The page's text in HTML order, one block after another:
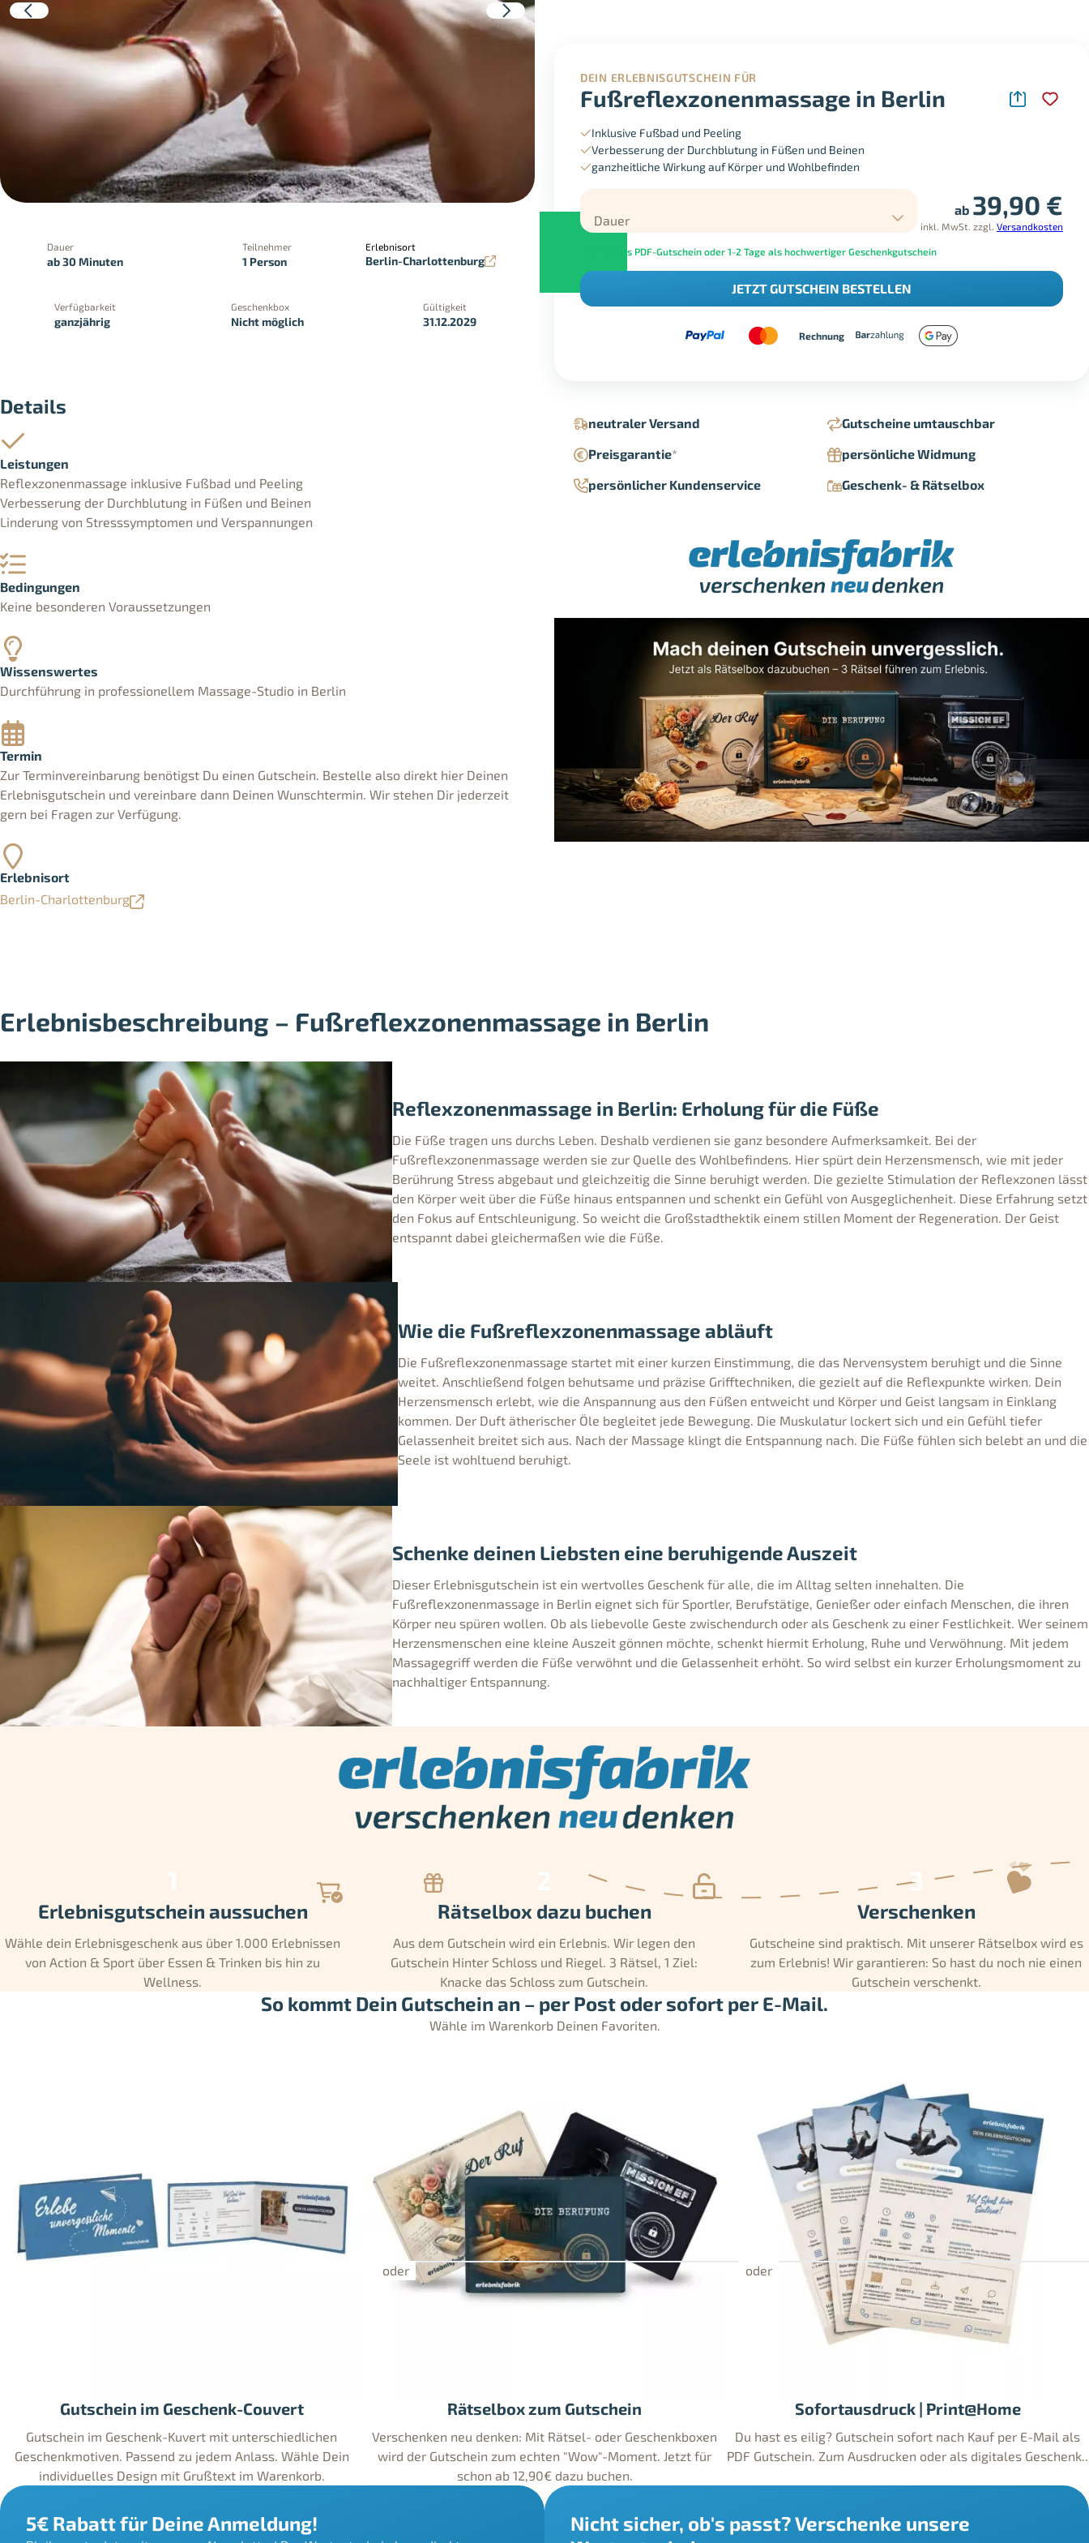
DEIN ERLEBNISGUTSCHEIN FÜR
Fußreflexzonenmassage in Berlin
Inklusive Fußbad und Peeling
Verbesserung der Durchblutung in Füßen und Beinen
ganzheitliche Wirkung auf Körper und Wohlbefinden
Dauer
ab 39,90 €
inkl. MwSt. zzgl. Versandkosten
Sofort als PDF-Gutschein oder 1-2 Tage als hochwertiger Geschenkgutschein
JETZT GUTSCHEIN BESTELLEN
Rechnung
Dauer
ab 30 Minuten
Teilnehmer
1 Person
Erlebnisort
Berlin-Charlottenburg
Verfügbarkeit
ganzjährig
Geschenkbox
Nicht möglich
Gültigkeit
31.12.2029
neutraler Versand
Gutscheine umtauschbar
Preisgarantie*
persönliche Widmung
persönlicher Kundenservice
Geschenk- & Rätselbox
Details
Leistungen
Reflexzonenmassage inklusive Fußbad und Peeling
Verbesserung der Durchblutung in Füßen und Beinen
Linderung von Stresssymptomen und Verspannungen
Bedingungen
Keine besonderen Voraussetzungen
Wissenswertes
Durchführung in professionellem Massage-Studio in Berlin
Termin
Zur Terminvereinbarung benötigst Du einen Gutschein. Bestelle also direkt hier Deinen
Erlebnisgutschein und vereinbare dann Deinen Wunschtermin. Wir stehen Dir jederzeit
gern bei Fragen zur Verfügung.
Erlebnisort
Berlin-Charlottenburg
Erlebnisbeschreibung – Fußreflexzonenmassage in Berlin
Reflexzonenmassage in Berlin: Erholung für die Füße
Die Füße tragen uns durchs Leben. Deshalb verdienen sie ganz besondere Aufmerksamkeit. Bei der
Fußreflexzonenmassage werden sie zur Quelle des Wohlbefindens. Hier spürt dein Herzensmensch, wie mit jeder
Berührung Stress abgebaut und gleichzeitig die Sinne beruhigt werden. Die gezielte Stimulation der Reflexzonen lässt
den Körper weit über die Füße hinaus entspannen und schenkt ein Gefühl von Ausgeglichenheit. Diese Erfahrung setzt
den Fokus auf Entschleunigung. So weicht die Großstadthektik einem stillen Moment der Regeneration. Der Geist
entspannt dabei gleichermaßen wie die Füße.
Wie die Fußreflexzonenmassage abläuft
Die Fußreflexzonenmassage startet mit einer kurzen Einstimmung, die das Nervensystem beruhigt und die Sinne
weitet. Anschließend folgen behutsame und präzise Grifftechniken, die gezielt auf die Reflexpunkte wirken. Dein
Herzensmensch erlebt, wie die Anspannung aus den Füßen entweicht und Körper und Geist langsam in Einklang
kommen. Der Duft ätherischer Öle begleitet jede Bewegung. Die Muskulatur lockert sich und ein Gefühl tiefer
Gelassenheit breitet sich aus. Nach der Massage klingt die Entspannung nach. Die Füße fühlen sich belebt an und die
Seele ist wohltuend beruhigt.
Schenke deinen Liebsten eine beruhigende Auszeit
Dieser Erlebnisgutschein ist ein wertvolles Geschenk für alle, die im Alltag selten innehalten. Die
Fußreflexzonenmassage in Berlin eignet sich für Sportler, Berufstätige, Genießer oder einfach Menschen, die ihren
Körper neu spüren wollen. Ob als liebevolle Geste zwischendurch oder als Geschenk zu einer Festlichkeit. Wer seinem
Herzensmenschen eine kleine Auszeit gönnen möchte, schenkt hiermit Erholung, Ruhe und Verwöhnung. Mit jedem
Massagegriff werden die Füße verwöhnt und die Gelassenheit erhöht. So wird selbst ein kurzer Erholungsmoment zu
nachhaltiger Entspannung.
Erlebnisgutschein aussuchen
Wähle dein Erlebnisgeschenk aus über 1.000 Erlebnissen
von Action & Sport über Essen & Trinken bis hin zu
Wellness.
Rätselbox dazu buchen
Aus dem Gutschein wird ein Erlebnis. Wir legen den
Gutschein Hinter Schloss und Riegel. 3 Rätsel, 1 Ziel:
Knacke das Schloss zum Gutschein.
Verschenken
Gutscheine sind praktisch. Mit unserer Rätselbox wird es
zum Erlebnis! Wir garantieren: So hast du noch nie einen
Gutschein verschenkt.
So kommt Dein Gutschein an – per Post oder sofort per E-Mail.
Wähle im Warenkorb Deinen Favoriten.
Gutschein im Geschenk-Couvert
Gutschein im Geschenk-Kuvert mit unterschiedlichen
Geschenkmotiven. Passend zu jedem Anlass. Wähle Dein
individuelles Design mit Grußtext im Warenkorb.
Rätselbox zum Gutschein
Verschenken neu denken: Mit Rätsel- oder Geschenkboxen
wird der Gutschein zum echten "Wow"-Moment. Jetzt für
schon ab 12,90€ dazu buchen.
Sofortausdruck | Print@Home
Du hast es eilig? Gutschein sofort nach Kauf per E-Mail als
PDF Gutschein. Zum Ausdrucken oder als digitales Geschenk..
5€ Rabatt für Deine Anmeldung!
Nicht sicher, ob's passt? Verschenke unsere